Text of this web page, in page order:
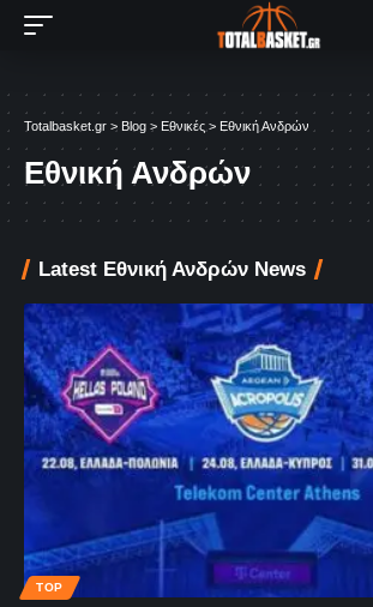
Totalbasket.gr > Blog > Εθνικές > Εθνική Ανδρών
Εθνική Ανδρών
Latest Εθνική Ανδρών News
TOP